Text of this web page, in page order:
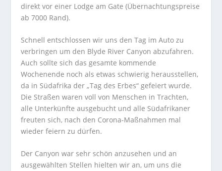
direkt vor einer Lodge am Gate (Übernachtungspreise
ab 7000 Rand).
Schnell entschlossen wir uns den Tag im Auto zu
verbringen um den Blyde River Canyon abzufahren.
Auch sollte sich das gesamte kommende
Wochenende noch als etwas schwierig herausstellen,
da in Südafrika der „Tag des Erbes“ gefeiert wurde.
Die Straßen waren voll von Menschen in Trachten,
alle Unterkünfte ausgebucht und alle Südafrikaner
freuten sich, nach den Corona-Maßnahmen mal
wieder feiern zu dürfen.
Der Canyon war sehr schön anzusehen und an
ausgewählten Stellen hielten wir an, um uns die